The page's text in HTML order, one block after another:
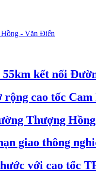
Hồng - Văn Điển
kết nối
cao tốc
Thượng
giao thông
với cao tốc